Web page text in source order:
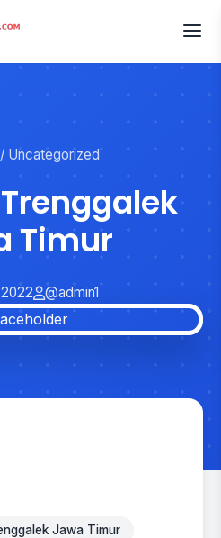
/ Uncategorized
Timur
@admin1
Jawa Timur